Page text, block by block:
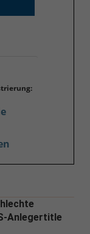
Anlegertitle